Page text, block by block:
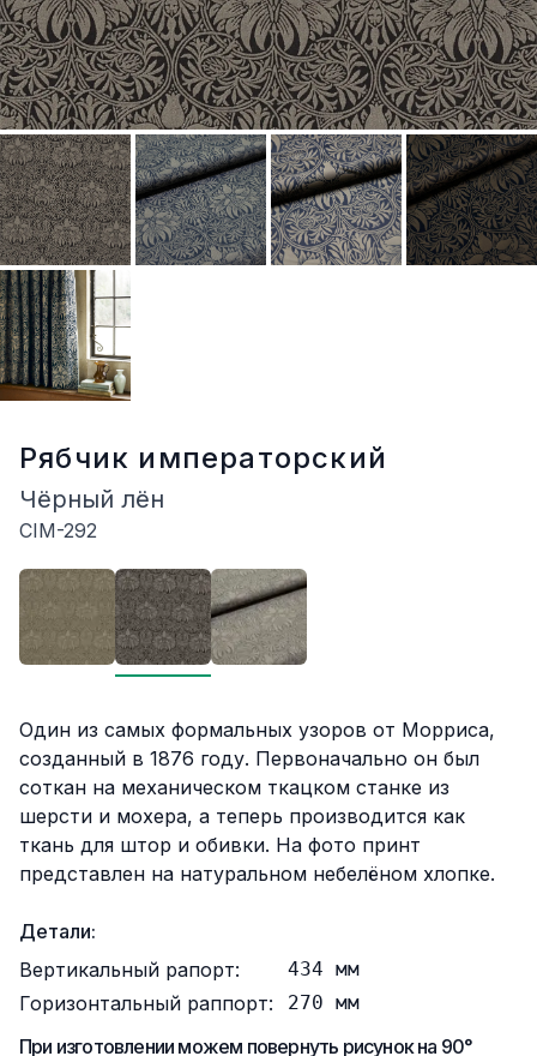
Рябчик императорский
Чёрный лён
CIM-292
Описание
Один из самых формальных узоров от Морриса,
созданный в 1876 году. Первоначально он был
соткан на механическом ткацком станке из
шерсти и мохера, а теперь производится как
ткань для штор и обивки. На фото принт
представлен на натуральном небелёном хлопке.
Детали:
Вертикальный рапорт:
434 мм
Горизонтальный раппорт: 270 мм
При изготовлении можем повернуть рисунок на 90°